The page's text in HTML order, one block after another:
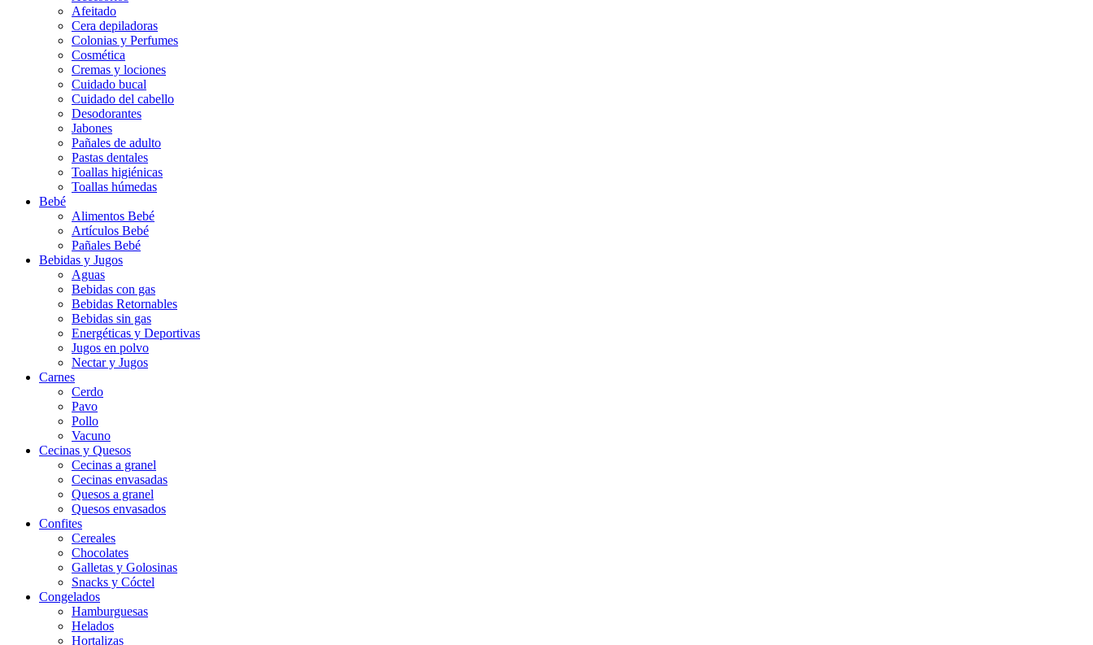
Afeitado
Cera depiladoras
Colonias y Perfumes
Cosmética
Cremas y lociones
Cuidado bucal
Cuidado del cabello
Desodorantes
Jabones
Pañales de adulto
Pastas dentales
Toallas higiénicas
Toallas húmedas
Bebé
Alimentos Bebé
Artículos Bebé
Pañales Bebé
Bebidas y Jugos
Aguas
Bebidas con gas
Bebidas Retornables
Bebidas sin gas
Energéticas y Deportivas
Jugos en polvo
Nectar y Jugos
Carnes
Cerdo
Pavo
Pollo
Vacuno
Cecinas y Quesos
Cecinas a granel
Cecinas envasadas
Quesos a granel
Quesos envasados
Confites
Cereales
Chocolates
Galletas y Golosinas
Snacks y Cóctel
Congelados
Hamburguesas
Helados
Hortalizas